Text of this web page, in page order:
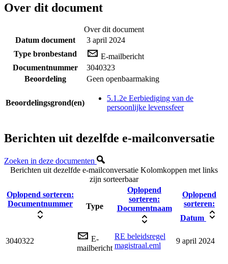
Over dit document
Over dit document
Datum document
3 april 2024
Type bronbestand
E-mailbericht
Documentnummer
3040323
Beoordeling
Geen openbaarmaking
Beoordelingsgrond(en)
5.1.2e Eerbiediging van de
persoonlijke levenssfeer
Berichten uit dezelfde e-mailconversatie
Zoeken in deze documenten
Berichten uit dezelfde e-mailconversatie Kolomkoppen met links
zijn sorteerbaar
Oplopend sorteren:
Documentnummer
Type
Oplopend
sorteren:
Documentnaam
Oplopend
sorteren:
Datum
3040322
E-
mailbericht
RE beleidsregel
magistraal.eml
9 april 2024